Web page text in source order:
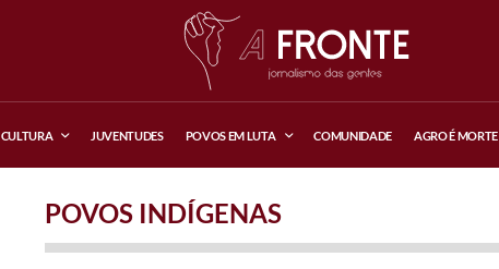
CULTURA JUVENTUDES POVOS EM LUTA COMUNIDADE AGRO É MORTE
POVOS INDÍGENAS